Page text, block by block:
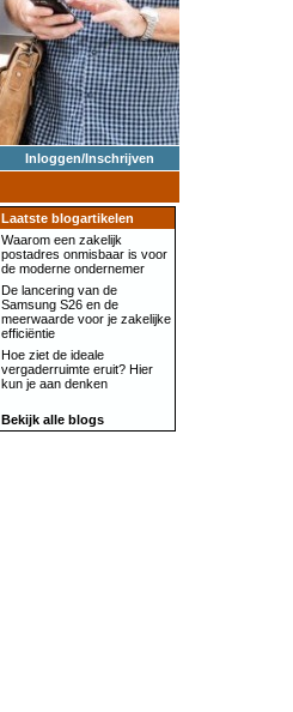
Inloggen/Inschrijven
Laatste blogartikelen
Waarom een zakelijk
postadres onmisbaar is voor
de moderne ondernemer
De lancering van de
Samsung S26 en de
meerwaarde voor je zakelijke
efficiëntie
Hoe ziet de ideale
vergaderruimte eruit? Hier
kun je aan denken
Bekijk alle blogs